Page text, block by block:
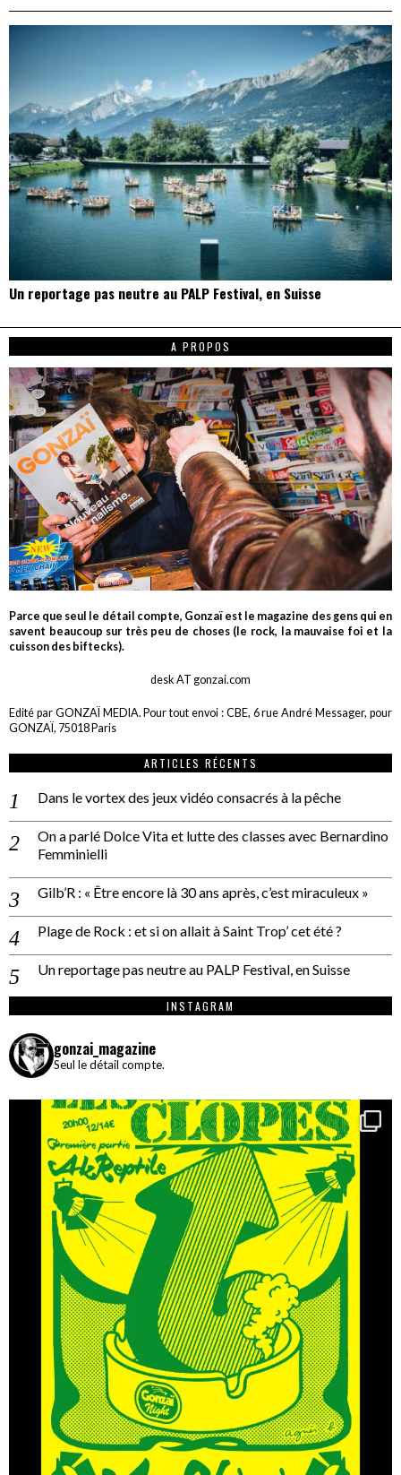
Un reportage pas neutre au PALP Festival, en Suisse
A PROPOS
Parce que seul le détail compte, Gonzaï est le magazine des gens qui en
savent beaucoup sur très peu de choses (le rock, la mauvaise foi et la
cuisson des biftecks).
desk AT gonzai.com
Edité par GONZAÏ MEDIA. Pour tout envoi : CBE, 6 rue André Messager, pour
GONZAÏ, 75018 Paris
ARTICLES RÉCENTS
Dans le vortex des jeux vidéo consacrés à la pêche
On a parlé Dolce Vita et lutte des classes avec Bernardino
Femminielli
Gilb’R : « Être encore là 30 ans après, c’est miraculeux »
Plage de Rock : et si on allait à Saint Trop’ cet été ?
Un reportage pas neutre au PALP Festival, en Suisse
INSTAGRAM
gonzai_magazine
Seul le détail compte.